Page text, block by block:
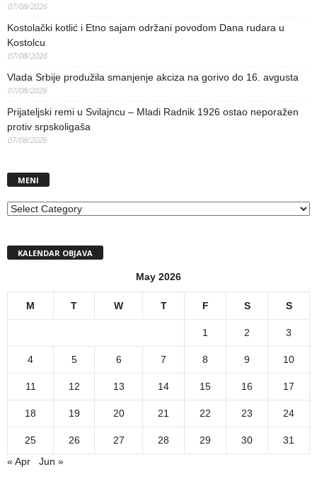
07/08/2026
Kostolački kotlić i Etno sajam održani povodom Dana rudara u
Kostolcu
07/08/2026
Vlada Srbije produžila smanjenje akciza na gorivo do 16. avgusta
07/08/2026
Prijateljski remi u Svilajncu – Mladi Radnik 1926 ostao neporažen
protiv srpskoligaša
07/08/2026
MENI
MENI
KALENDAR OBJAVA
May 2026
M T W T F S S
1 2 3
4 5 6 7 8 9 10
11 12 13 14 15 16 17
18 19 20 21 22 23 24
25 26 27 28 29 30
31
« Apr
Jun »